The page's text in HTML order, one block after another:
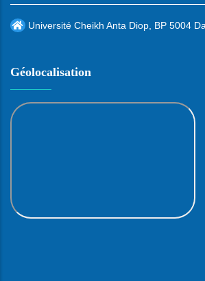
Université Cheikh Anta Diop, BP 5004
Géolocalisation